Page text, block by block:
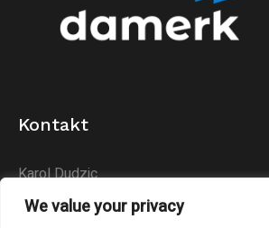
We value your privacy
Kontakt
Karol Dudzic
Huta Podłysica 24B
26-004 Bieliny